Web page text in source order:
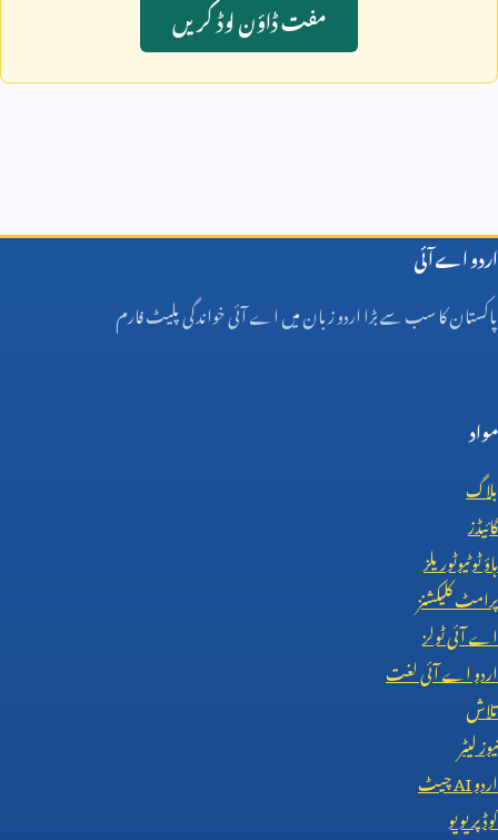
مفت ڈاؤن لوڈ کريں
اردو اے آئی
پاکستان کا سب سے بڑا اردو زبان میں اے آئی خواندگی پلیٹ فارم
مواد
بلاگ
گائیڈز
ہاؤ ٹو ٹیوٹوریلز
پرامٹ کلیکشنز
اے آئی ٹولز
اردو اے آئی لغت
تلاش
نیوز لیٹر
اردوAIچیٹ
کوڈ پریویو